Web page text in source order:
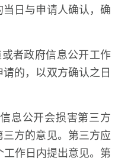
日与申请人确认，确
者政府信息公开工作
的，以双方确认之日
息公开会损害第三方
方的意见。第三方应
作日内提出意见。第